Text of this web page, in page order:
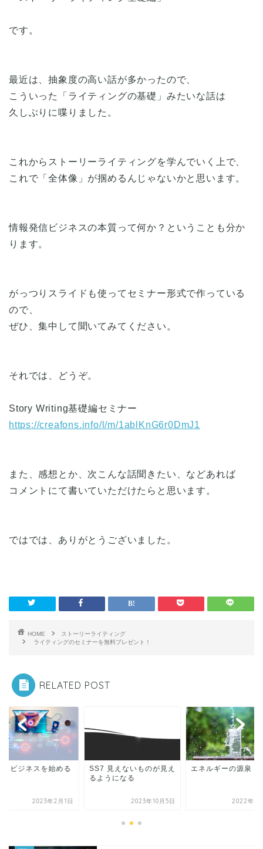
です。
最近は、抽象度の高い話が多かったので、
こういった「ライティングの基礎」みたいな話は
久しぶりに喋りました。
これからストーリーライティングを学んでいく上で、
これで「全体像」が掴めるんじゃないかと思います。
情報発信ビジネスの本質って何か？ということも分か
ります。
がっつりスライドも使ってセミナー形式で作っている
ので、
ぜひ、集中して聞いてみてください。
それでは、どうぞ。
Story Writing基礎編セミナー
https://creafons.info/l/m/1ablKnG6r0DmJ1
また、感想とか、次こんな話聞きたい、などあれば
コメントにて書いていただけたらと思います。
ではでは、ありがとうございました。
HOME
ストーリーライティング
ライティングのセミナーを無料プレゼント！
RELATED POST
らビジネスを始める
2023年2月1日
SS7 見えないものが見え
るようになる
2023年10月5日
エネルギーの源泉
2022年1